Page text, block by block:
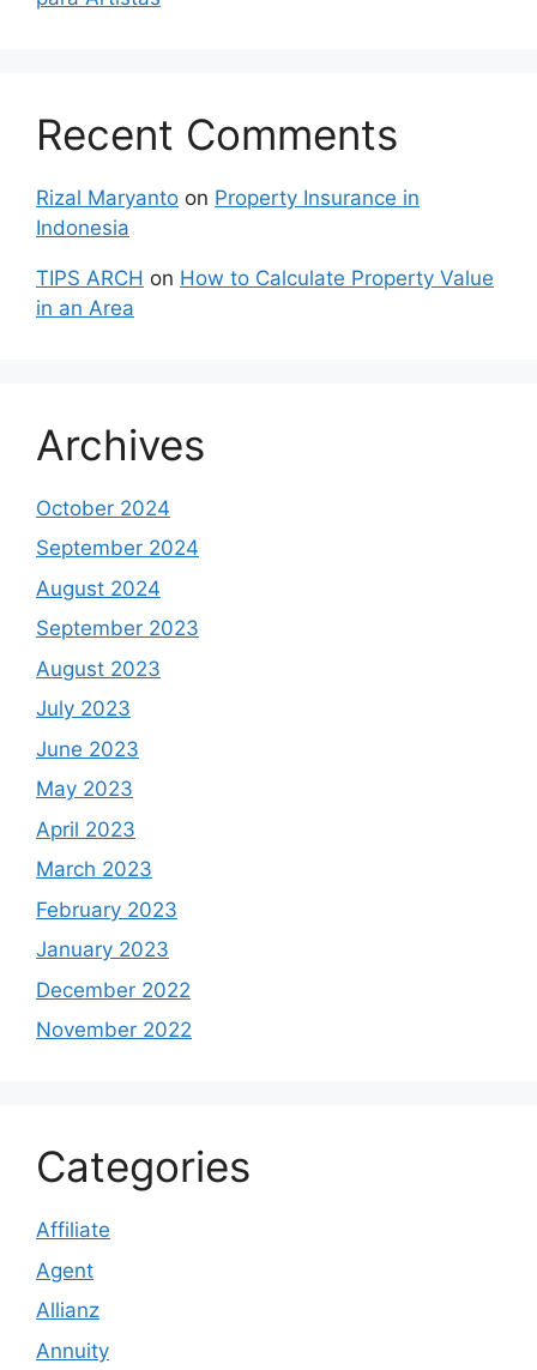
Recent Comments
Rizal Maryanto on Property Insurance in
Indonesia
TIPS ARCH on How to Calculate Property Value
in an Area
Archives
October 2024
September 2024
August 2024
September 2023
August 2023
July 2023
June 2023
May 2023
April 2023
March 2023
February 2023
January 2023
December 2022
November 2022
Categories
Affiliate
Agent
Allianz
Annuity